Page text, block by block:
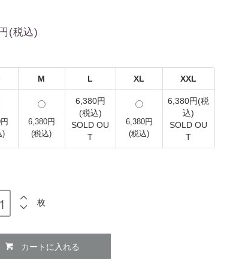
(税込)
M L XL XXL
)
6,380円
(税込)
6,380円
(税込)
SOLD OU
T
6,380円
(税込)
6,380円(税
込)
SOLD OU
T
枚
カートに入れる